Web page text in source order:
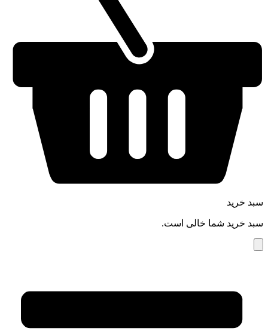
سبد خرید
سبد خرید شما خالی است.